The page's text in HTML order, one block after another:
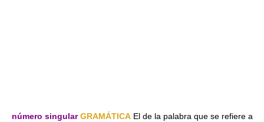
número singular GRAMÁTICA El de la palabra que se refiere a